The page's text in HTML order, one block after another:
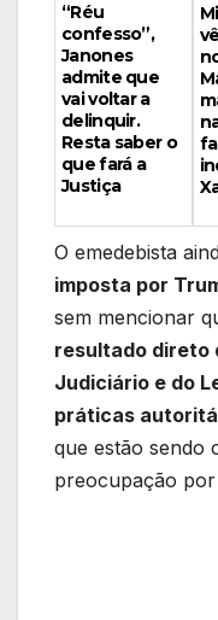
“Réu
confesso”,
Janones
admite que
vai voltar a
delinquir.
Resta saber o
que fará a
Justiça
O emedebista
imposta por
sem mencionar
resultado direto
Judiciário e do
práticas
que estão sendo
preocupação